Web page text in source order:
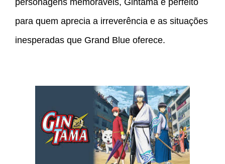
para quem aprecia a irreverência e as situações
inesperadas que Grand Blue oferece.